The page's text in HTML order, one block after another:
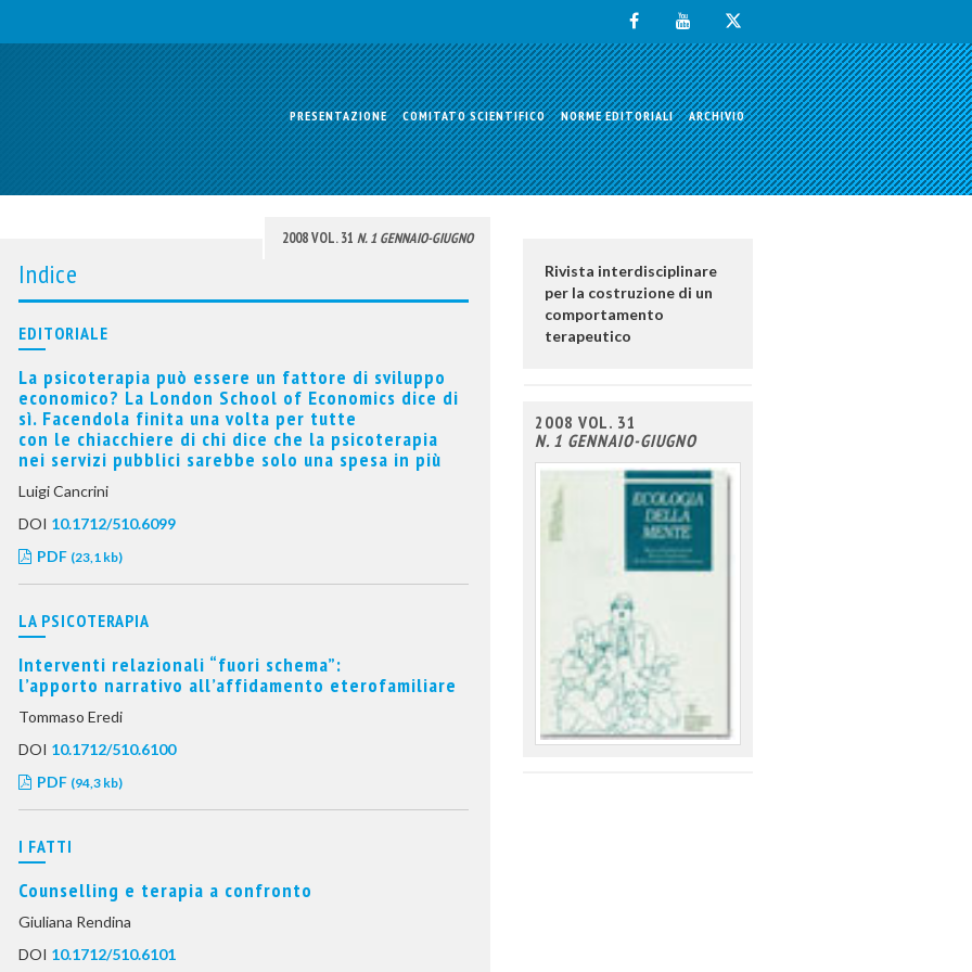
PRESENTAZIONE COMITATO SCIENTIFICO NORME EDITORIALI ARCHIVIO
2008 VOL. 31 N. 1 GENNAIO-GIUGNO
Indice
EDITORIALE
La psicoterapia può essere un fattore di sviluppo
economico? La London School of Economics dice di
sì. Facendola finita una volta per tutte
con le chiacchiere di chi dice che la psicoterapia
nei servizi pubblici sarebbe solo una spesa in più
Luigi Cancrini
DOI 10.1712/510.6099
PDF (23,1 kb)
LA PSICOTERAPIA
Interventi relazionali “fuori schema”:
l’apporto narrativo all’affidamento eterofamiliare
Tommaso Eredi
DOI 10.1712/510.6100
PDF (94,3 kb)
I FATTI
Counselling e terapia a confronto
Giuliana Rendina
DOI 10.1712/510.6101
Rivista interdisciplinare
per la costruzione di un
comportamento
terapeutico
2008 VOL. 31
N. 1 GENNAIO-GIUGNO